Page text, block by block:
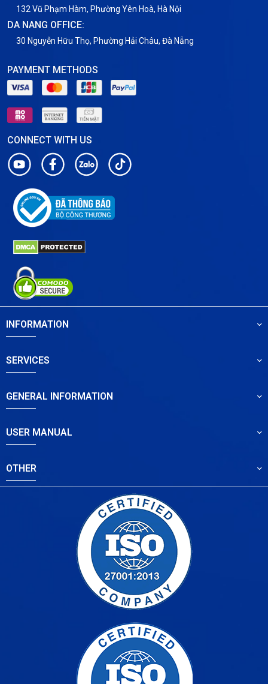
132 Vũ Phạm Hàm, Phường Yên Hoà, Hà Nội
DA NANG OFFICE:
30 Nguyễn Hữu Thọ, Phường Hải Châu, Đà Nẵng
PAYMENT METHODS
CONNECT WITH US
INFORMATION
SERVICES
GENERAL INFORMATION
USER MANUAL
OTHER